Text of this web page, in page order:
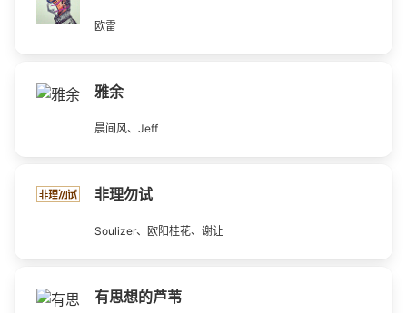
欧雷
雅余
晨间风、Jeff
非理勿试
Soulizer、欧阳桂花、谢让
有思想的芦苇